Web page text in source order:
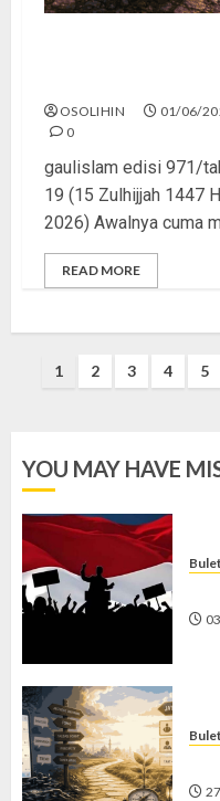
OSOLIHIN
01/06/
0
gaulislam edisi 971/
19 (15 Zulhijjah 1447
2026) Awalnya cuma
READ MORE
Posts
1 2 3 4 5
YOU MAY HAVE